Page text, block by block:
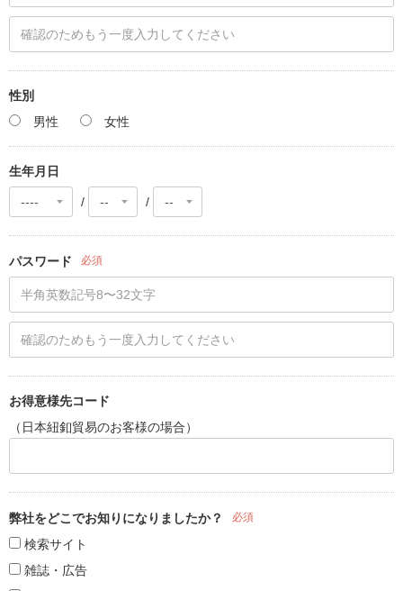
性別
男性
女性
生年月日
/ /
パスワード 必須
お得意様先コード
（日本紐釦貿易のお客様の場合）
弊社をどこでお知りになりましたか？ 必須
検索サイト
雑誌・広告